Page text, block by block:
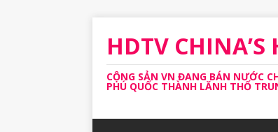
HDTV
CỘNG SẢN VN ĐANG BÁN NƯỚC
PHÚ QUỐC THÀNH LĂNH THỔ